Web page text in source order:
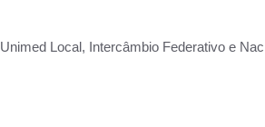
Unimed Local, Intercâmbio Federativo e